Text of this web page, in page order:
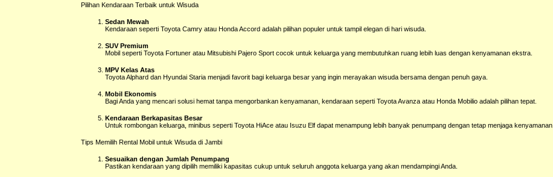
Pilihan Kendaraan Terbaik untuk Wisuda
Sedan Mewah
Kendaraan seperti Toyota Camry atau Honda Accord adalah pilihan populer untuk tampil elegan di hari wisuda.
SUV Premium
Mobil seperti Toyota Fortuner atau Mitsubishi Pajero Sport cocok untuk keluarga yang membutuhkan ruang lebih luas dengan kenyamanan ekstra.
MPV Kelas Atas
Toyota Alphard dan Hyundai Staria menjadi favorit bagi keluarga besar yang ingin merayakan wisuda bersama dengan penuh gaya.
Mobil Ekonomis
Bagi Anda yang mencari solusi hemat tanpa mengorbankan kenyamanan, kendaraan seperti Toyota Avanza atau Honda Mobilio adalah pilihan tepat.
Kendaraan Berkapasitas Besar
Untuk rombongan keluarga, minibus seperti Toyota HiAce atau Isuzu Elf dapat menampung lebih banyak penumpang dengan tetap menjaga kenyamanan.
Tips Memilih Rental Mobil untuk Wisuda di Jambi
Sesuaikan dengan Jumlah Penumpang
Pastikan kendaraan yang dipilih memiliki kapasitas cukup untuk seluruh anggota keluarga yang akan mendampingi Anda.